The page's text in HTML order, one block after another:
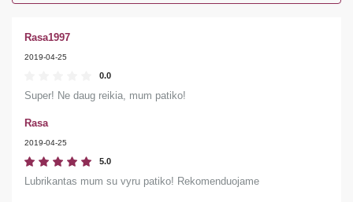
Rasa1997
2019-04-25
0.0
Super! Ne daug reikia, mum patiko!
Rasa
2019-04-25
5.0
Lubrikantas mum su vyru patiko! Rekomenduojame